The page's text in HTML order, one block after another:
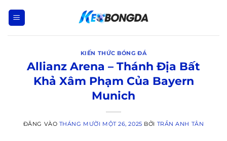
qua
KIẾN THỨC BÓNG ĐÁ
Allianz Arena – Thánh Địa Bất
Khả Xâm Phạm Của Bayern
Munich
ĐĂNG VÀO THÁNG MƯỜI MỘT 26, 2025 BỞI TRẦN ANH TÂN